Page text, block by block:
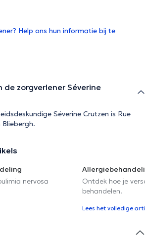
Help ons hun informatie bij te
de zorgverlener Séverine
Séverine Crutzen is Rue
Bliebergh.
nervosa
Ontdek hoe je
behandelen!
Lees het volledige